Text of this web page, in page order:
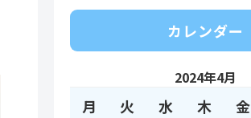
カレンダー
2024年4月
月 火 水 木 金